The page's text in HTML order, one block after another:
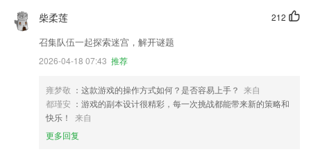
212
柴柔莲
召集队伍一起探索迷宫，解开谜题
2026-04-18 07:43 推荐
雍梦敬 ：这款游戏的操作方式如何？是否容易上手？ 来自
都瑾安 ：游戏的副本设计很精彩，每一次挑战都能带来新的策略和
快乐！
来自
更多回复